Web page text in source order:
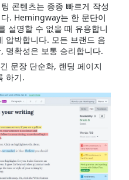
콘텐츠는 종종 빠르게 작성
. Hemingway는 한 문단이
설명할 수 없을 때 유용합니
압박합니다. 모든 브랜드 음
명확성은 보통 승리합니다.
문장 단순화, 랜딩 페이지
하기.